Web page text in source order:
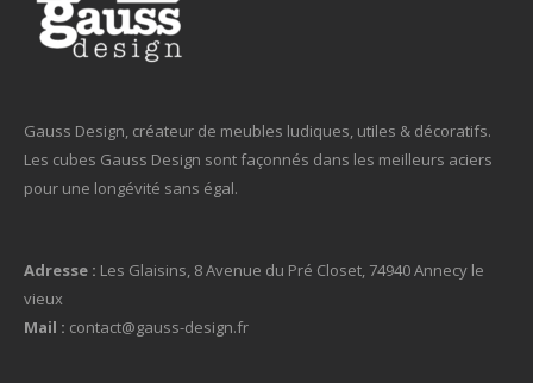
Gauss Design, créateur de meubles ludiques, utiles & décoratifs.
Les cubes Gauss Design sont façonnés dans les meilleurs aciers
pour une longévité sans égal.
Adresse : Les Glaisins, 8 Avenue du Pré Closet, 74940 Annecy le
vieux
Mail : contact@gauss-design.fr